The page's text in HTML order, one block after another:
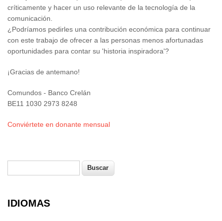
críticamente y hacer un uso relevante de la tecnología de la
comunicación.
¿Podríamos pedirles una contribución económica para continuar
con este trabajo de ofrecer a las personas menos afortunadas
oportunidades para contar su 'historia inspiradora'?
¡Gracias de antemano!
Comundos - Banco Crelán
BE11 1030 2973 8248
Conviértete en donante mensual
Formulario de búsqueda
IDIOMAS